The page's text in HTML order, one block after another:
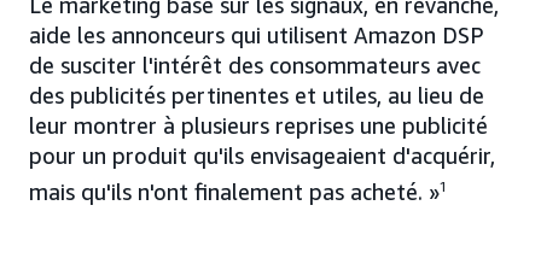
aide les annonceurs qui utilisent Amazon DSP
de susciter l'intérêt des consommateurs avec
des publicités pertinentes et utiles, au lieu de
leur montrer à plusieurs reprises une publicité
pour un produit qu'ils envisageaient d'acquérir,
mais qu'ils n'ont finalement pas acheté. »1